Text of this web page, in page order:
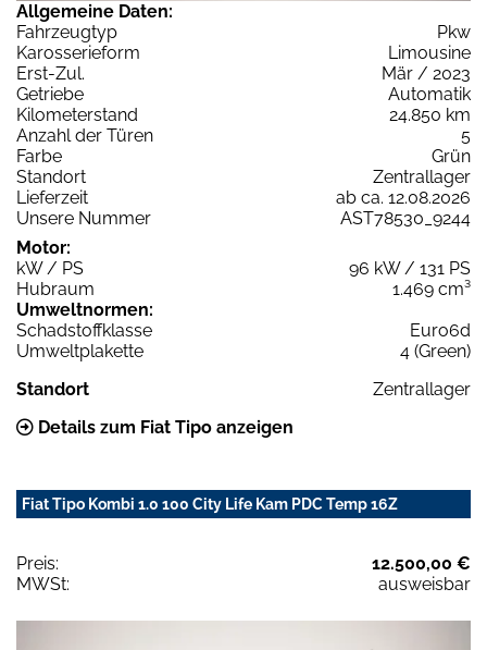
Allgemeine Daten:
Fahrzeugtyp
Pkw
Karosserieform
Limousine
Erst-Zul.
Mär / 2023
Getriebe
Automatik
Kilometerstand
24.850 km
Anzahl der Türen
5
Farbe
Grün
Standort
Zentrallager
Lieferzeit
ab ca. 12.08.2026
Unsere Nummer
AST78530_9244
Motor:
kW / PS
96 kW / 131 PS
Hubraum
1.469 cm³
Umweltnormen:
Schadstoffklasse
Euro6d
Umweltplakette
4 (Green)
Standort
Zentrallager
Details zum Fiat Tipo anzeigen
Fiat Tipo Kombi 1.0 100 City Life Kam PDC Temp 16Z
Preis:
12.500,00 €
MWSt:
ausweisbar